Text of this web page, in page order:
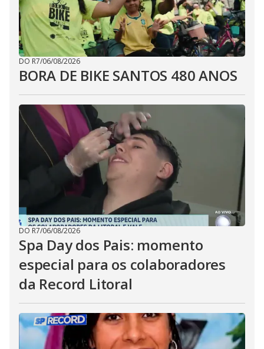
DO R7/06/08/2026
BORA DE BIKE SANTOS 480 ANOS
DO R7/06/08/2026
Spa Day dos Pais: momento
especial para os colaboradores
da Record Litoral